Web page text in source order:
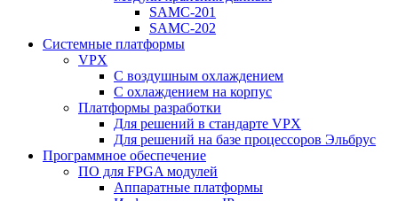
SAMC-201
SAMC-202
Системные платформы
VPX
С воздушным охлаждением
С охлаждением на корпус
Платформы разработки
Для решений в стандарте VPX
Для решений на базе процессоров Эльбрус
Программное обеспечение
ПО для FPGA модулей
Аппаратные платформы